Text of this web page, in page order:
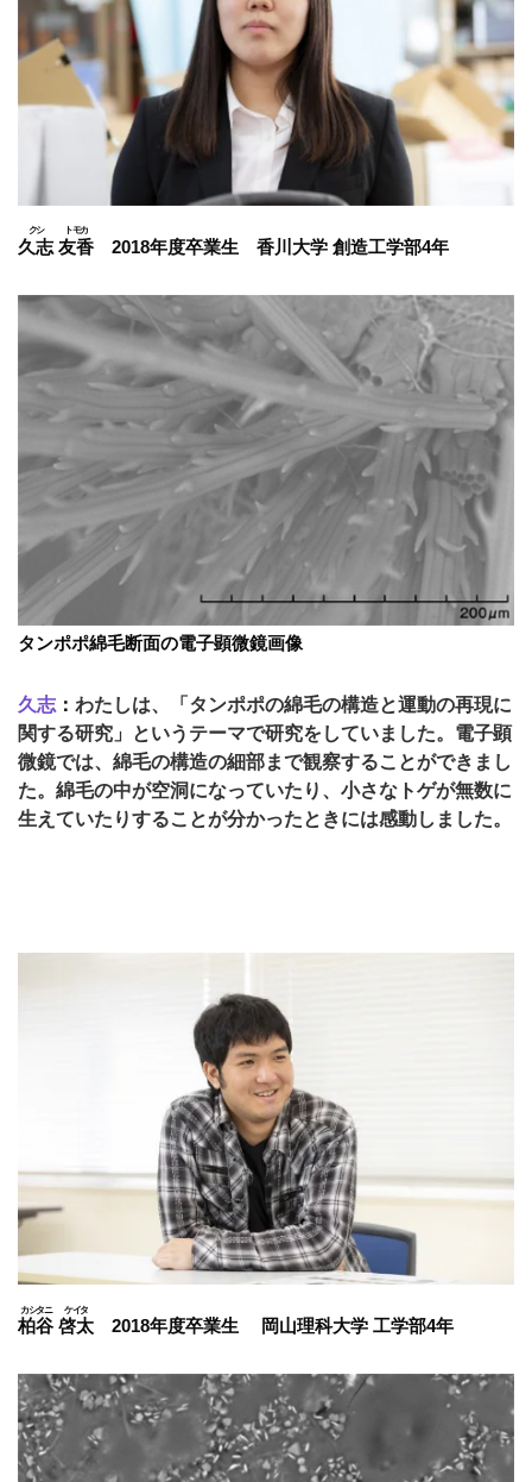
久志 友香 2018年度卒業生 香川大学 創造工学部4年
タンポポ綿毛断面の電子顕微鏡画像
久志 ： わたしは、「タンポポの綿毛の構造と運動の再現に
関する研究」というテーマで研究をしていました。電子顕
微鏡では、綿毛の構造の細部まで観察することができまし
た。綿毛の中が空洞になっていたり、小さなトゲが無数に
生えていたりすることが分かったときには感動しました。
柏谷 啓太 2018年度卒業生 岡山理科大学 工学部4年